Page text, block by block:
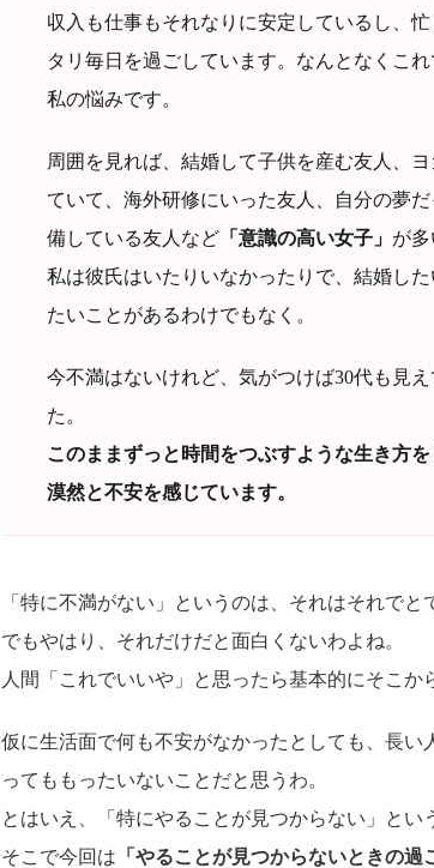
収入も仕事もそれなりに安定しているし、
タリ毎日を過ごしています。なんとなくこ
私の悩みです。
周囲を見れば、結婚して子供を産む友人、
ていて、海外研修にいった友人、自分の夢
備している友人など「意識の高い女子」 が多
私は彼氏はいたりいなかったりで、結婚し
たいことがあるわけでもなく。
今不満はないけれど、気がつけば30代も見
た。
このままずっと時間をつぶすような生き方
漠然と不安を感じています。
「特に不満がない」というのは、それはそれでと
でもやはり、それだけだと面白くないわよね。
人間「これでいいや」と思ったら基本的にそこか
仮に生活面で何も不安がなかったとしても、長い
ってももったいないことだと思うわ。
とはいえ、「特にやることが見つからない」とい
そこで今回は 「やることが見つからないときの過